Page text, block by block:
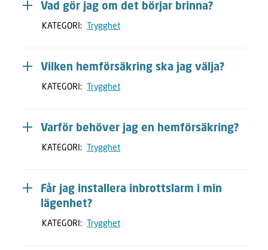
Vad gör jag om det börjar brinna?
KATEGORI: Trygghet
Vilken hemförsäkring ska jag välja?
KATEGORI: Trygghet
Varför behöver jag en hemförsäkring?
KATEGORI: Trygghet
Får jag installera inbrottslarm i min
lägenhet?
KATEGORI: Trygghet